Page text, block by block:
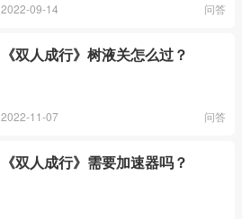
2022-09-14 问答
《双人成行》树液关怎么过？
2022-11-07 问答
《双人成行》需要加速器吗？